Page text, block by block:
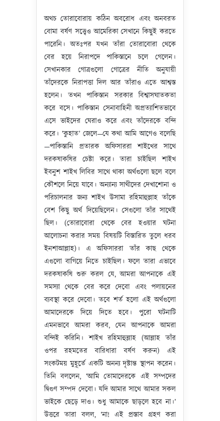
অথচ তোরাবোরায় কঠিন অবরোধ এবং অনবরত
বোমা বর্ষণ সত্ত্বেও আমেরিকা সেখানে কিছুই করতে
পারেনি। অতঃপর যখন তাঁরা তোরাবোরা থেকে
বের হয়ে নিরাপদে পাকিস্তানে চলে গেলেন।
সেখানকার গোত্রগুলো গোত্রের নীতি অনুযায়ী
তাঁদেরকে নিরাপত্তা দিল আর তাঁরাও এতে আশ্বস্ত
হলেন। তখন পাকিস্তান সরকার বিশ্বাসঘাতকতা
করে বসে। পাকিস্তান সেনাবাহিনী অপ্রত্যাশিতভাবে
এসে ভাইদের ঘেরাও করে এবং তাঁদেরকে বন্দি
করে। ‘কুহাত’ জেলে—যে কথা আমি আগেও বলেছি
—পাকিস্তানি প্রতারক অফিসাররা শাইখের সাথে
দরকষাকষির চেষ্টা করে। তারা চাইছিল শাইখ
ইবনুশ শাইখ লিবির সাথে থাকা অর্থগুলো ছলে বলে
কৌশলে নিয়ে যাবে। অন্যান্য সাথীদের দেখাশোনা ও
পরিচালনার জন্য শাইখ উসামা রহিমাহুল্লাহ তাঁকে
বেশ কিছু অর্থ দিয়েছিলেন। সেগুলো তাঁর সাথেই
ছিল। (তোরাবোরা থেকে বের হওয়ার ঘটনা
আলোচনা করার সময় বিষয়টি বিস্তারিত তুলে ধরব
ইনশাআল্লাহ)। এ অফিসাররা তাঁর কাছ থেকে
এগুলো বাগিয়ে নিতে চাইছিল। ফলে তারা এভাবে
দরকষাকষি শুরু করল যে, আমরা আপনাকে এই
সমস্যা থেকে বের করে দেবো এবং পলায়নের
ব্যবস্থা করে দেবো। তবে শর্ত হলো এই অর্থগুলো
আমাদেরকে দিয়ে দিতে হবে। পুরো ঘটনাটি
এমনভাবে আমরা করব, যেন আপনাকে আমরা
বন্দিই করিনি। শাইখ রহিমাহুল্লাহ (আল্লাহ তাঁর
ওপর রহমতের বারিধারা বর্ষণ করুন) এই
সংকটময় মুহূর্তে একটি অনন্য দৃষ্টান্ত স্থাপন করেন।
তিনি বললেন, ‘আমি তোমাদেরকে এই সম্পদের
দ্বিগুণ সম্পদ দেবো। যদি আমার সাথে আমার সকল
ভাইকে ছেড়ে দাও। শুধু আমাকে ছাড়লে হবে না।’
উত্তরে তারা বলল, ‘না! এই প্রস্তাব গ্রহণ করা